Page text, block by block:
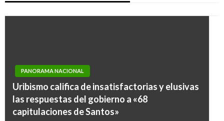
PANORAMA NACIONAL
Uribismo califica de insatisfactorias y elusivas
las respuestas del gobierno a «68
capitulaciones de Santos»
A pocas horas de que EE.UU. conozca su nuevo
presidente, en todo el mundo hay gran